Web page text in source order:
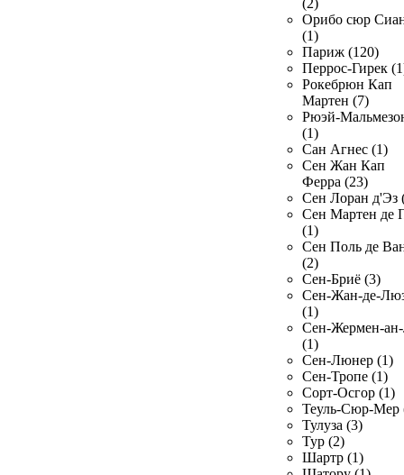
(2)
Орибо сюр
(1)
Париж (120)
Перрос-Гирек
Рокебрюн Кап
Мартен (7)
Рюэй-
(1)
Сан Агнес (1)
Сен Жан Кап
Ферра (23)
Сен Лоран д'Эз
Сен Мартен де
(1)
Сен Поль де
(2)
Сен-Бриё (3)
Сен-Жан-де-
(1)
Сен-Жермен-
(1)
Сен-Люнер (1)
Сен-Тропе (1)
Сорт-Осгор (1)
Теуль-Сюр-Мер
Тулуза (3)
Тур (2)
Шартр (1)